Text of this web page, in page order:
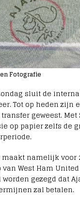
Fotografie
sluit de
Tot op heden zijn
geweest.
op papier zelfs de
namelijk voor
West Ham
gezegd dat
zal betalen.